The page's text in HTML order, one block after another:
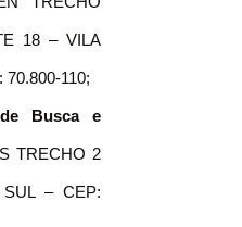
18 – VILA
70.800-110;
de Busca e
TRECHO 2
– CEP: